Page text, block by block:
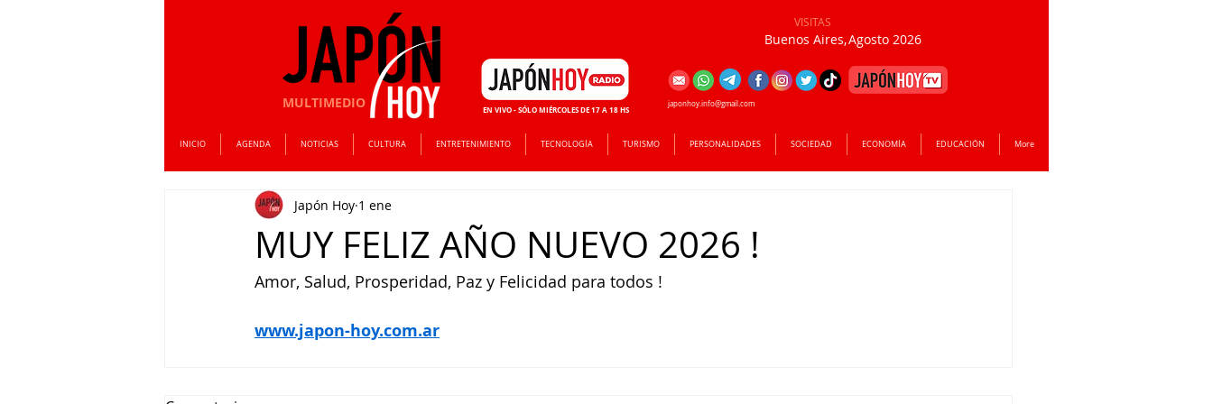
MULTIMEDIO
VISITAS
Buenos Aires,Agosto 2026
INICIO AGENDA NOTICIAS CULTURA ENTRETENIMIENTO TECNOLOGÍA TURISMO PERSONALIDADES SOCIEDAD ECONOMÍA EDUCACIÓN More
EN VIVO - SÓLO MIÉRCOLES DE 17 A 18 HS
japonhoy.info@gmail.com
MUY FELIZ AÑO NUEVO 2026 !
Japón Hoy 1 ene
Amor, Salud, Prosperidad, Paz y Felicidad para todos !
www.japon-hoy.com.ar